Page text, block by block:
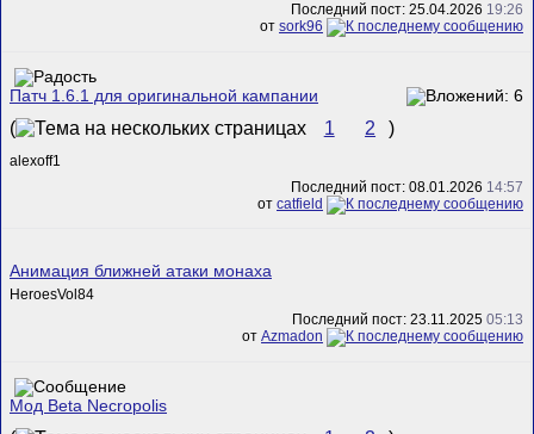
Последний пост: 25.04.2026 19:26
от sork96
Патч 1.6.1 для оригинальной кампании
( 1 2 )
alexoff1
Последний пост: 08.01.2026 14:57
от catfield
Анимация ближней атаки монаха
HeroesVol84
Последний пост: 23.11.2025 05:13
от Azmadon
Мод Beta Necropolis